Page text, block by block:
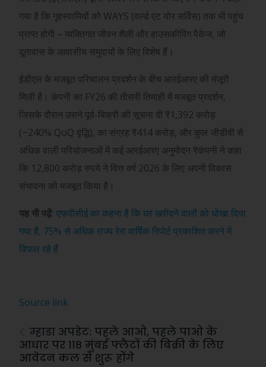
गया है कि गृहस्वामियों को WAYS (वर्ल्ड एट योर सर्विस) तक भी पहुंच
प्राप्त होगी – व्यक्तिगत जीवन शैली और हाउसकीपिंग पैकेज, जो
दूतावास के आवासीय समुदायों के लिए विशेष हैं।
ईडीएल के मजबूत परिचालन प्रदर्शन के बीच आरईआरए की मंजूरी
मिली है। कंपनी का FY26 की तीसरी तिमाही में मजबूत प्रदर्शन,
जिसके दौरान उसने पूर्व-बिक्री की सूचना दी ₹1,392 करोड़
(~240% QoQ वृद्धि), का संग्रह₹414 करोड़, और कुल जीडीवी से
अधिक वाली परियोजनाओं में कई आरईआरए अनुमोदन₹कंपनी ने कहा
कि 12,800 करोड़ रुपये ने वित्त वर्ष 2026 के लिए अपनी विकास
संभावना को मजबूत किया है।
यह भी पढ़ें: एफपीसीई का कहना है कि घर खरीदने वालों को धोखा दिया
गया है, 75% से अधिक राज्य रेरा वार्षिक रिपोर्ट प्रकाशित करने में
विफल रहे हैं
Source link
म्हाडा अपडेट: पहले आओ, पहले पाओ के
आधार पर 118 मुंबई फ्लैटों की बिक्री के लिए
आवेदन कल से शुरू होंगे